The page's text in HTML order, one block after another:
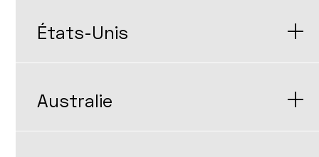
États-Unis
Australie